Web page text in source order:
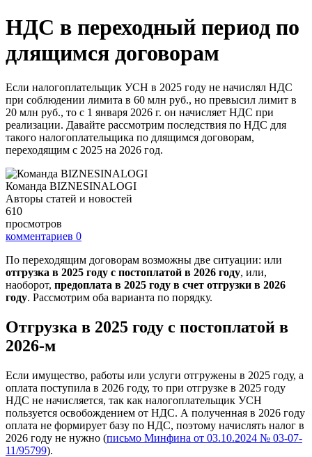
НДС в переходный период по
длящимся договорам
Если налогоплательщик УСН в 2025 году не начислял НДС
при соблюдении лимита в 60 млн руб., но превысил лимит в
20 млн руб., то с 1 января 2026 г. он начисляет НДС при
реализации. Давайте рассмотрим последствия по НДС для
такого налогоплательщика по длящимся договорам,
переходящим с 2025 на 2026 год.
Команда BIZNESINALOGI
Авторы статей и новостей
610
просмотров
комментариев 0
По переходящим договорам возможны две ситуации: или
отгрузка в 2025 году с постоплатой в 2026 году, или,
наоборот, предоплата в 2025 году в счет отгрузки в 2026
году. Рассмотрим оба варианта по порядку.
Отгрузка в 2025 году с постоплатой в
2026-м
Если имущество, работы или услуги отгружены в 2025 году, а
оплата поступила в 2026 году, то при отгрузке в 2025 году
НДС не начисляется, так как налогоплательщик УСН
пользуется освобождением от НДС. А полученная в 2026 году
оплата не формирует базу по НДС, поэтому начислять налог в
2026 году не нужно (письмо Минфина от 03.10.2024 № 03-07-
11/95799).